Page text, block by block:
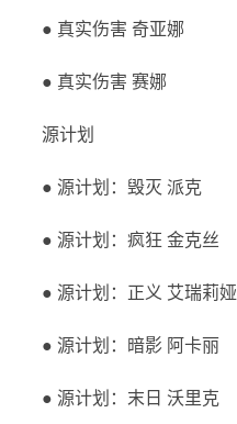
● 真实伤害 奇亚娜
● 真实伤害 赛娜
源计划
● 源计划：毁灭 派克
● 源计划：疯狂 金克丝
● 源计划：正义 艾瑞莉娅
● 源计划：暗影 阿卡丽
● 源计划：末日 沃里克